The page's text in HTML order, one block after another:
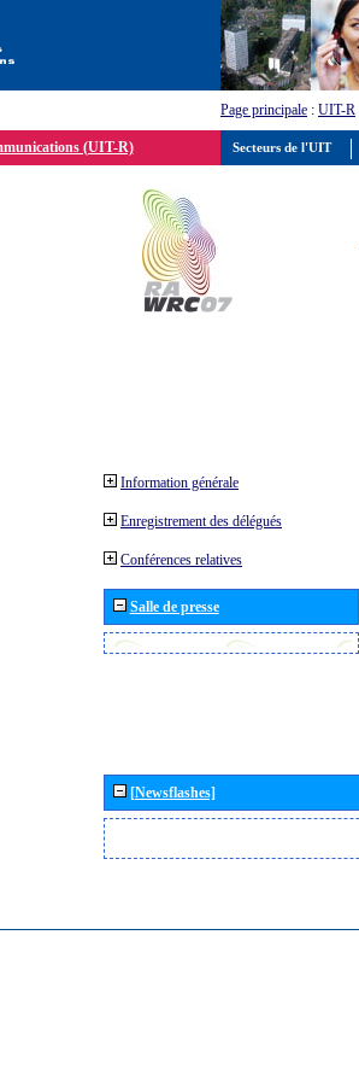
Page principale : UIT-R
(UIT-R)
Information générale
Enregistrement des délégués
Conférences relatives
Salle de presse
[Newsflashes]
Secteurs de l'UIT